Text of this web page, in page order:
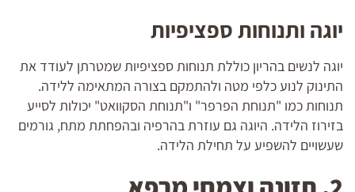
יוגה ותנוחות ספציפיות
יוגה לנשים בהריון כוללת תנוחות ספציפיות שמטרתן לעודד את
התינוק לנוע כלפי מטה ולהתמקם בצורה המתאימה ללידה.
תנוחות כמו "תנוחת הפרפר" ו"תנוחת הסקוואט" יכולות לסייע
בזירוז הלידה. היוגה גם עוזרת בהרפיה ובהפחתת מתח, גורמים
שעשויים להשפיע על תחילת הלידה.